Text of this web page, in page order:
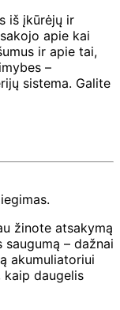
iš įkūrėjų ir
apie kai
ir apie tai,
–
sistema. Galite
žinote atsakymą
– dažnai
akumuliatoriui
kaip daugelis